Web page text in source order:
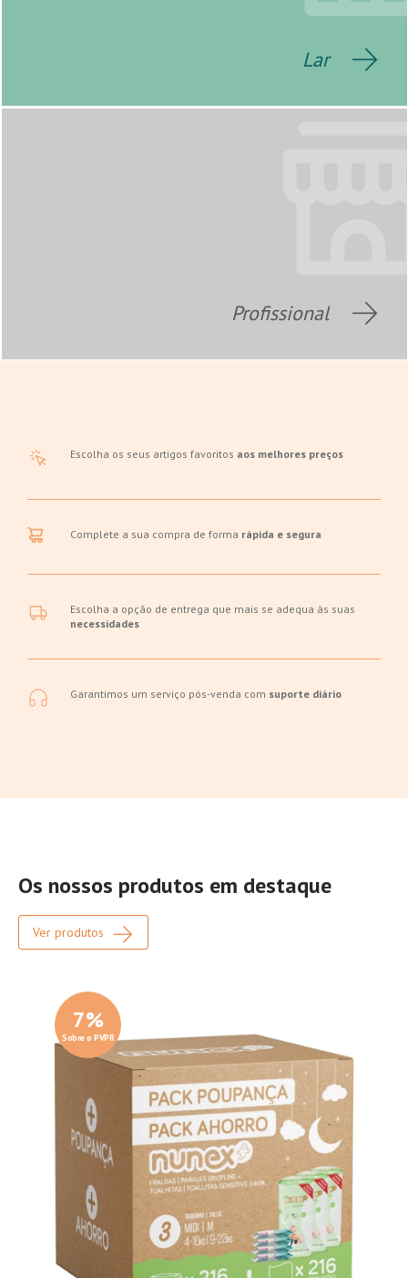
Lar
Profissional
Escolha os seus artigos favoritos aos melhores preços
Complete a sua compra de forma rápida e segura
Escolha a opção de entrega que mais se adequa às suas
necessidades
Garantimos um serviço pós-venda com suporte diário
Os nossos produtos em destaque
Ver produtos
7%
Sobre o PVPR